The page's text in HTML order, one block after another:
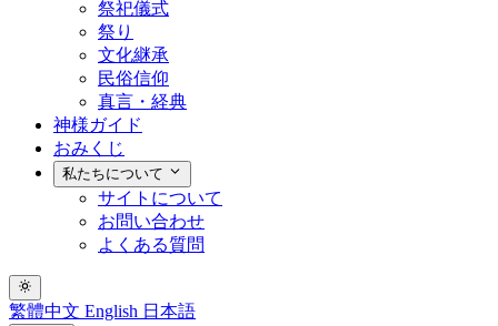
祭祀儀式
祭り
文化継承
民俗信仰
真言・経典
神様ガイド
おみくじ
私たちについて
サイトについて
お問い合わせ
よくある質問
繁體中文 English 日本語